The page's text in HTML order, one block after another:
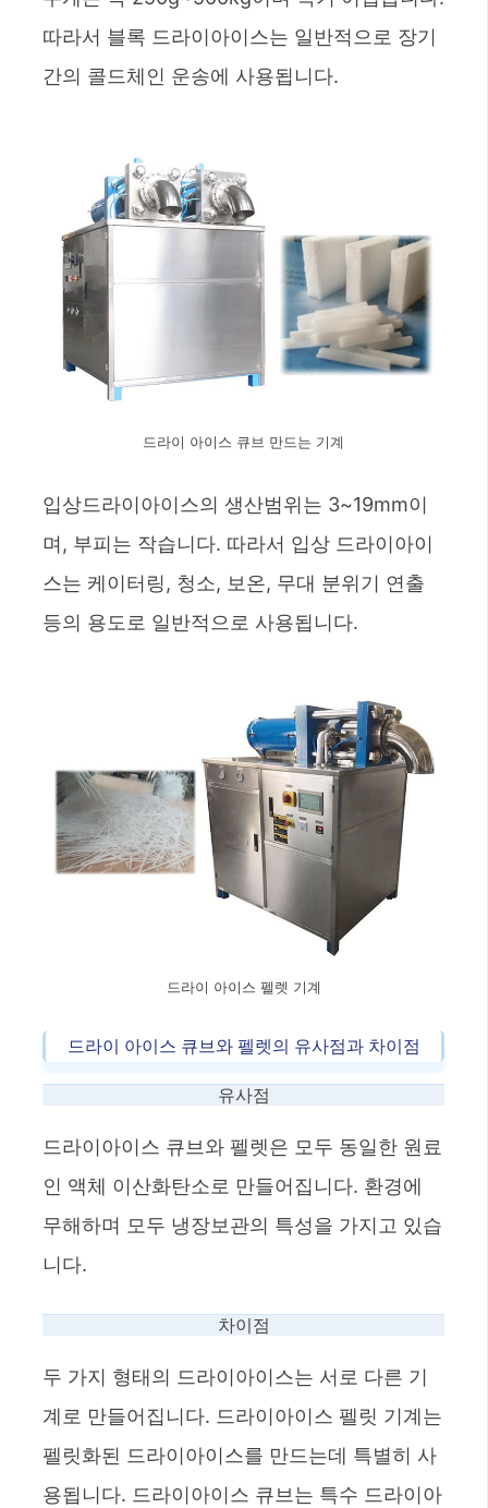
따라서 블록 드라이아이스는 일반적으로 장기
간의 콜드체인 운송에 사용됩니다.
드라이 아이스 큐브 만드는 기계
입상드라이아이스의 생산범위는 3~19mm이
며, 부피는 작습니다. 따라서 입상 드라이아이
스는 케이터링, 청소, 보온, 무대 분위기 연출
등의 용도로 일반적으로 사용됩니다.
드라이 아이스 펠렛 기계
드라이 아이스 큐브와 펠렛의 유사점과 차이점
유사점
드라이아이스 큐브와 펠렛은 모두 동일한 원료
인 액체 이산화탄소로 만들어집니다. 환경에
무해하며 모두 냉장보관의 특성을 가지고 있습
니다.
차이점
두 가지 형태의 드라이아이스는 서로 다른 기
계로 만들어집니다. 드라이아이스 펠릿 기계는
펠릿화된 드라이아이스를 만드는데 특별히 사
용됩니다. 드라이아이스 큐브는 특수 드라이아